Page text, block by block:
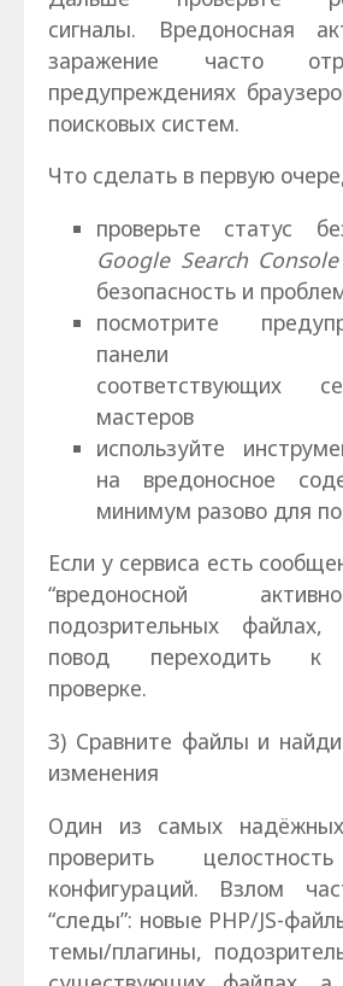
сигналы. Вредоносная
заражение часто
предупреждениях
поисковых систем.
Что сделать в первую
проверьте статус
Google Search Console
безопасность и
посмотрите
панели
соответствующих
мастеров
используйте
на вредоносное
минимум разово для
Если у сервиса есть
“вредоносной
подозрительных
повод переходить к
проверке.
3) Сравните файлы и
изменения
Один из самых
проверить
конфигураций. Взлом
“следы”: новые PHP/JS-
темы/плагины,